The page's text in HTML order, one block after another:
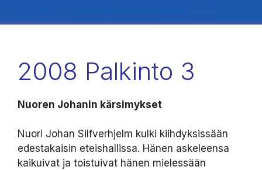
2008 Palkinto 3
Nuoren Johanin kärsimykset
Nuori Johan Silfverhjelm kulki kiihdyksissään
edestakaisin eteishallissa. Hänen askeleensa
kaikuivat ja toistuivat hänen mielessään